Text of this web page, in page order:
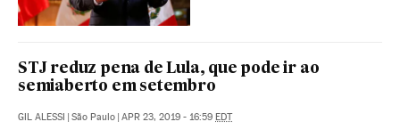
STJ reduz pena de Lula, que pode ir ao
semiaberto em setembro
GIL ALESSI São Paulo APR 23, 2019 - 16:59 EDT